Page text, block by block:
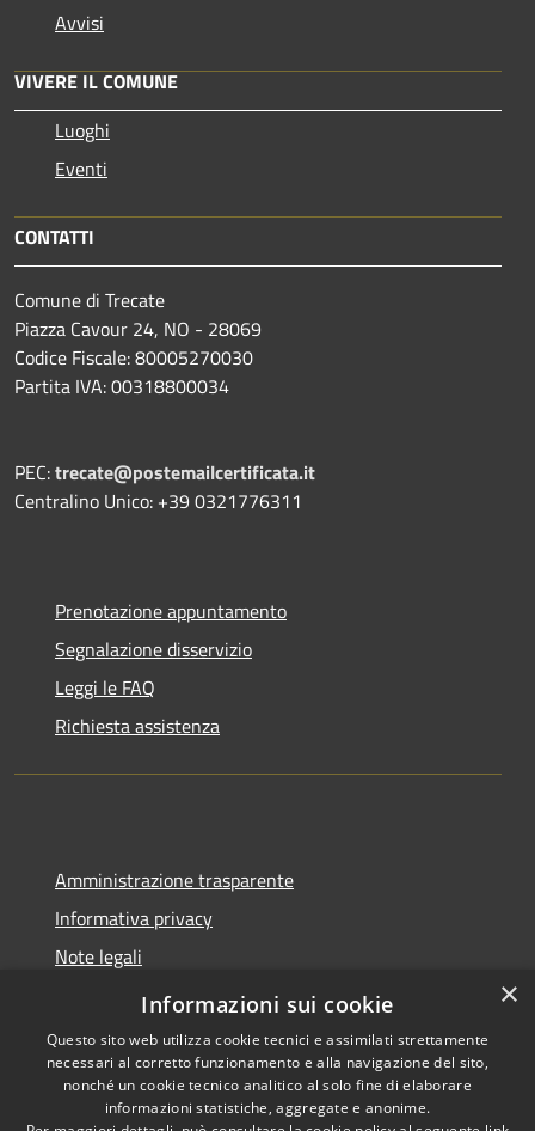
Avvisi
VIVERE IL COMUNE
Luoghi
Eventi
CONTATTI
Comune di Trecate
Piazza Cavour 24, NO - 28069
Codice Fiscale: 80005270030
Partita IVA: 00318800034
PEC:trecate@postemailcertificata.it
Centralino Unico: +39 0321776311
Prenotazione appuntamento
Segnalazione disservizio
Leggi le FAQ
Richiesta assistenza
Amministrazione trasparente
Informativa privacy
Note legali
Dichiarazione di accessibilità
Copyright © 2026 • Comune di
×
Informazioni sui cookie
Questo sito web utilizza cookie tecnici e assimilati strettamente
necessari al corretto funzionamento e alla navigazione del sito,
nonché un cookie tecnico analitico al solo fine di elaborare
informazioni statistiche, aggregate e anonime.